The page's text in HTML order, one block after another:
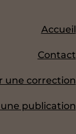
Accueil
Contact
une correction
publication